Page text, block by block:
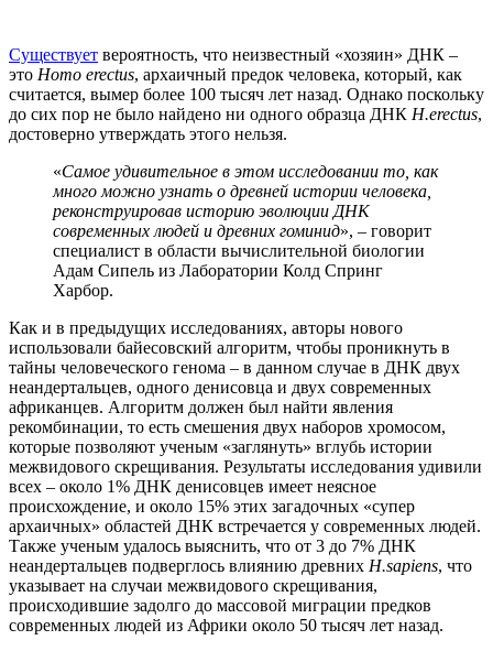
Существует вероятность, что неизвестный «хозяин» ДНК –
это Homo erectus, архаичный предок человека, который, как
считается, вымер более 100 тысяч лет назад. Однако поскольку
до сих пор не было найдено ни одного образца ДНК H.erectus,
достоверно утверждать этого нельзя.
«Самое удивительное в этом исследовании то, как
много можно узнать о древней истории человека,
реконструировав историю эволюции ДНК
современных людей и древних гоминид», – говорит
специалист в области вычислительной биологии
Адам Сипель из Лаборатории Колд Спринг
Харбор.
Как и в предыдущих исследованиях, авторы нового
использовали байесовский алгоритм, чтобы проникнуть в
тайны человеческого генома – в данном случае в ДНК двух
неандертальцев, одного денисовца и двух современных
африканцев. Алгоритм должен был найти явления
рекомбинации, то есть смешения двух наборов хромосом,
которые позволяют ученым «заглянуть» вглубь истории
межвидового скрещивания. Результаты исследования удивили
всех – около 1% ДНК денисовцев имеет неясное
происхождение, и около 15% этих загадочных «супер
архаичных» областей ДНК встречается у современных людей.
Также ученым удалось выяснить, что от 3 до 7% ДНК
неандертальцев подверглось влиянию древних H.sapiens, что
указывает на случаи межвидового скрещивания,
происходившие задолго до массовой миграции предков
современных людей из Африки около 50 тысяч лет назад.